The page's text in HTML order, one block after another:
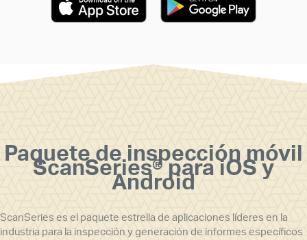
Paquete de inspección móvil
ScanSeries® para iOS y
Android
ScanSeries es el paquete estrella de aplicaciones líderes en la
industria para la inspección y generación de informes específicos